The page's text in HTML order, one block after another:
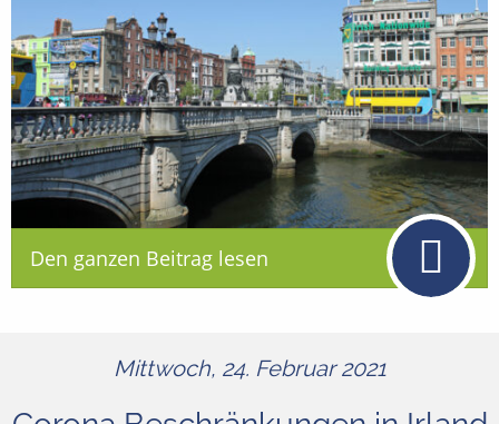
Den ganzen Beitrag lesen
Mittwoch, 24. Februar 2021